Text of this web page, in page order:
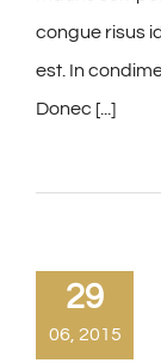
congue risus
est. In
Donec [...]
29
06, 2015